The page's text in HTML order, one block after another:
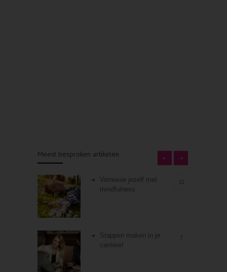
Meest besproken artikelen
Vernieuw jezelf met
mindfulness
Stappen maken in je
carrière!
7